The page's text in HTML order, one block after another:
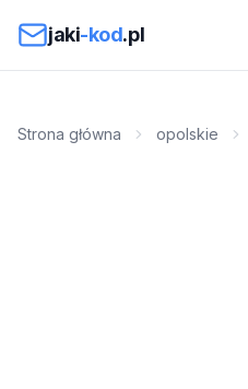
jaki-kod.pl
Strona główna opolskie